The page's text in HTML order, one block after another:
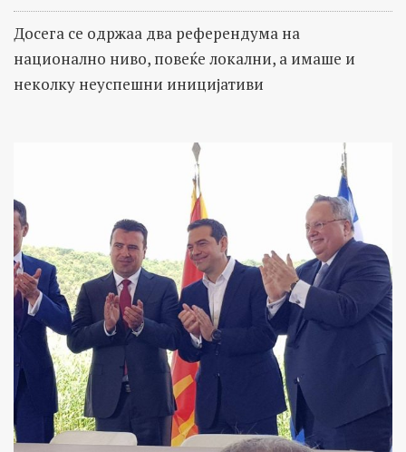
Досега се одржаа два референдума на
национално ниво, повеќе локални, а имаше и
неколку неуспешни иницијативи